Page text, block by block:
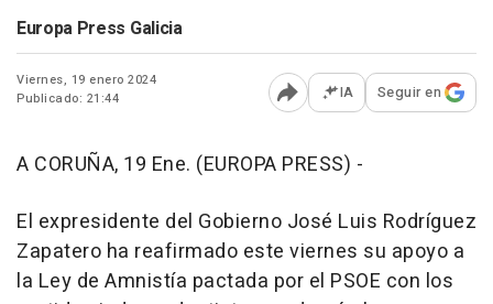
Europa Press Galicia
Viernes, 19 enero 2024
Publicado: 21:44
Abrir opciones para
IA Seguir en
A CORUÑA, 19 Ene. (EUROPA PRESS) -
El expresidente del Gobierno José Luis Rodríguez
Zapatero ha reafirmado este viernes su apoyo a
la Ley de Amnistía pactada por el PSOE con los